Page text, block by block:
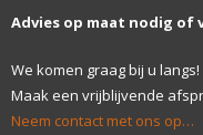
Advies op maat nodig of
We komen graag bij u langs!
Maak een vrijblijvende
Neem contact met ons op…